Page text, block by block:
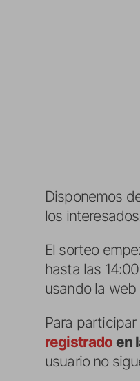
Disponemos
los
El sorteo
hasta las
usando la web
Para
registrado en
usuario no